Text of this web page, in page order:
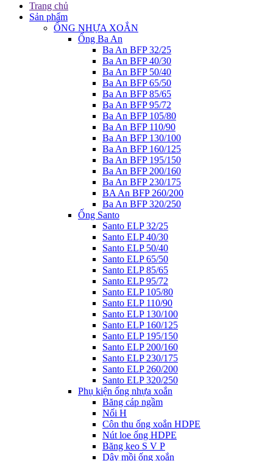
Trang chủ
Sản phẩm
ỐNG NHỰA XOẮN
Ống Ba An
Ba An BFP 32/25
Ba An BFP 40/30
Ba An BFP 50/40
Ba An BFP 65/50
Ba An BFP 85/65
Ba An BFP 95/72
Ba An BFP 105/80
Ba An BFP 110/90
Ba An BFP 130/100
Ba An BFP 160/125
Ba An BFP 195/150
Ba An BFP 200/160
Ba An BFP 230/175
BA An BFP 260/200
Ba An BFP 320/250
Ống Santo
Santo ELP 32/25
Santo ELP 40/30
Santo ELP 50/40
Santo ELP 65/50
Santo ELP 85/65
Santo ELP 95/72
Santo ELP 105/80
Santo ELP 110/90
Santo ELP 130/100
Santo ELP 160/125
Santo ELP 195/150
Santo ELP 200/160
Santo ELP 230/175
Santo ELP 260/200
Santo ELP 320/250
Phụ kiện ống nhựa xoắn
Băng cáp ngầm
Nối H
Côn thu ống xoắn HDPE
Nút loe ống HDPE
Băng keo S V P
Dây mồi ống xoắn